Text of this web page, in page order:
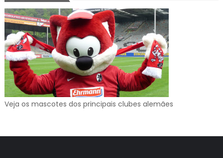
Veja os mascotes dos principais clubes alemães